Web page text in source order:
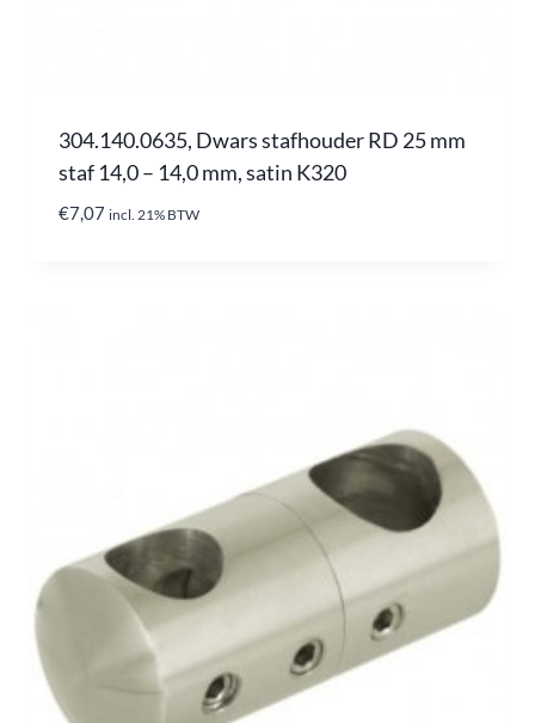
304.140.0635, Dwars stafhouder RD 25 mm
staf 14,0 – 14,0 mm, satin K320
€7,07 incl. 21% BTW